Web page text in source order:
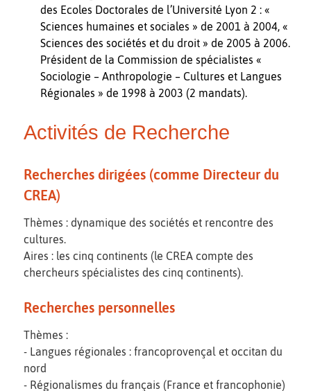
des Ecoles Doctorales de l’Université Lyon 2 : «
Sciences humaines et sociales » de 2001 à 2004, «
Sciences des sociétés et du droit » de 2005 à 2006.
Président de la Commission de spécialistes «
Sociologie – Anthropologie – Cultures et Langues
Régionales » de 1998 à 2003 (2 mandats).
Activités de Recherche
Recherches dirigées (comme Directeur du
CREA)
Thèmes : dynamique des sociétés et rencontre des
cultures.
Aires : les cinq continents (le CREA compte des
chercheurs spécialistes des cinq continents).
Recherches personnelles
Thèmes :
- Langues régionales : francoprovençal et occitan du
nord
- Régionalismes du français (France et francophonie)